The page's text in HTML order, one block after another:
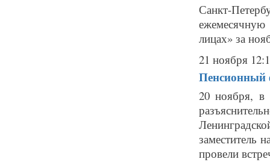
Санкт-
лицах» за
21 ноября
Пенсионный
20 ноября,
заместитель
провели